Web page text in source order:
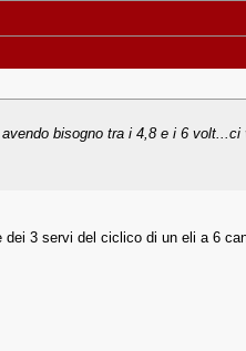
bisogno tra i 4,8 e i 6 volt...ci
3 servi del ciclico di un eli a 6